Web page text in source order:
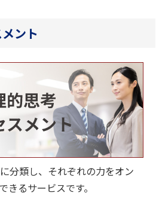
ント
分類し、それぞれの力をオン
きるサービスです。